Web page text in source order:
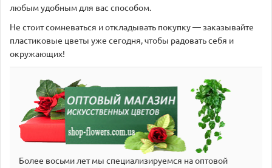
любым удобным для вас способом.
Не стоит сомневаться и откладывать покупку — заказывайте
пластиковые цветы уже сегодня, чтобы радовать себя и
окружающих!
Более восьми лет мы специализируемся на оптовой